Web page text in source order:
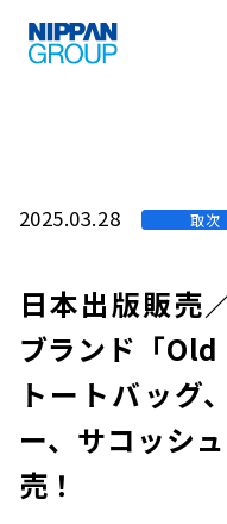
2025.03.28 取次
日本出版販売
ブランド「
トートバッグ
ー、サコッシ
売！